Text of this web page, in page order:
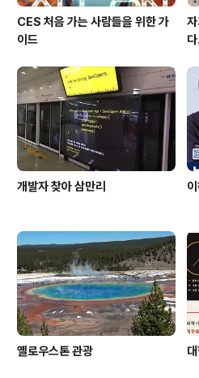
CES 처음 가는 사람들을 위한 가
이드
다.
개발자 찾아 삼만리
옐로우스톤 관광